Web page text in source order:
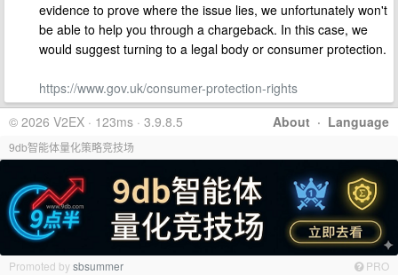
evidence to prove where the issue lies, we unfortunately won't
be able to help you through a chargeback. In this case, we
would suggest turning to a legal body or consumer protection.
https://www.gov.uk/consumer-protection-rights
About · Language
© 2026 V2EX · 123ms · 3.9.8.5
9db智能体量化策略竞技场
Promoted bysbsummer PRO